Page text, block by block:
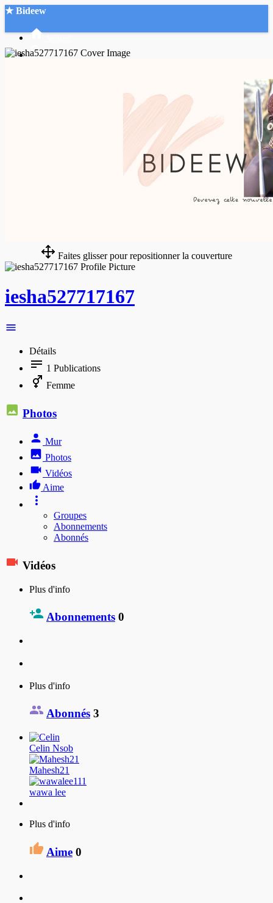
★ Bideew
Faites glisser pour repositionner la couverture
iesha527717167
Détails
1 Publications
Femme
Photos
Mur
Photos
Vidéos
Aime
Groupes
Abonnements
Abonnés
Vidéos
Plus d'info
Abonnements 0
Plus d'info
Abonnés 3
Celin Nsob
Mahesh21
wawa lee
Plus d'info
Aime 0